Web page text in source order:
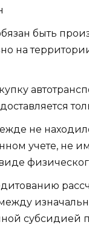
быть
на
не
учете, не
субсидией